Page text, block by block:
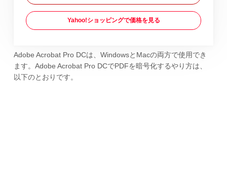
Yahoo!ショッピングで価格を見る
Adobe Acrobat Pro DCは、WindowsとMacの両方で使用でき
ます。Adobe Acrobat Pro DCでPDFを暗号化するやり方は、
以下のとおりです。